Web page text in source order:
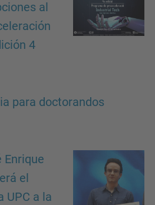
al
4
para doctorandos
Enrique
el
UPC a la